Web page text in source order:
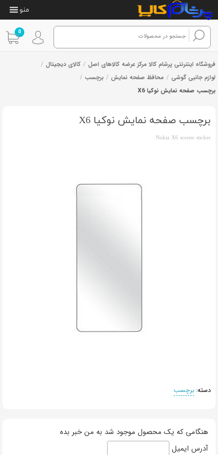
0
منو
فروشگاه اینترنتی پرشام کالا مرکز عرضه کالاهای اصل / کالای دیجیتال /
لوازم جانبی گوشی / محافظ صفحه نمایش / برچسب /
برچسب صفحه نمایش نوکیا X6
برچسب صفحه نمایش نوکیا X6
Nokia X6 screen sticker
دسته: برچسب
هنگامی که یک محصول موجود شد به من خبر بده
آدرس ایمیل